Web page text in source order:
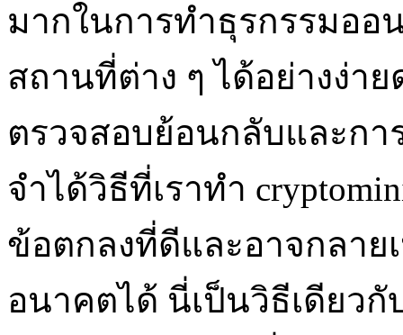
มากในการทำธุรกรรมอ
สถานที่ต่าง ๆ ได้อย่างง่า
ตรวจสอบย้อนกลับและก
จำได้วิธีที่เราทำ
ข้อตกลงที่ดีและอาจกลา
อนาคตได้ นี่เป็นวิธีเดียวกั